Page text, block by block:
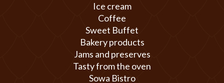
Ice cream
Coffee
Sweet Buffet
Bakery products
Jams and preserves
Tasty from the oven
Sowa Bistro